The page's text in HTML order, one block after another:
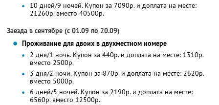
10 дней/9 ночей. Купон за 7090р. и доплата на месте:
21260р. вместо 40500р.
Заезда в сентябре (с 01.09 по 20.09)
Проживание для двоих в двухместном номере
2 дня/1 ночь. Купон за 440р. и доплата на месте: 1310р.
вместо 2500р.
3 дня/2 ночи. Купон за 870р. и доплата на месте: 2620р.
вместо 5000р.
6 дней/5 ночей. Купон за 2190р. и доплата на месте:
6560р. вместо 12500р.